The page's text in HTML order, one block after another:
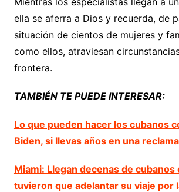
ella se aferra a Dios y recuerda, de
situación de cientos de mujeres y
como ellos, atraviesan
frontera.
TAMBIÉN TE PUEDE INTERESAR:
Lo que pueden hacer los cubanos
Biden, si llevas años en una
Miami: Llegan decenas de cubanos
tuvieron que adelantar su viaje por